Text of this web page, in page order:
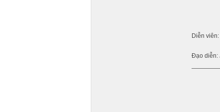
Diễn
Đạo diễn: